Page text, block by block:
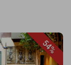
54%